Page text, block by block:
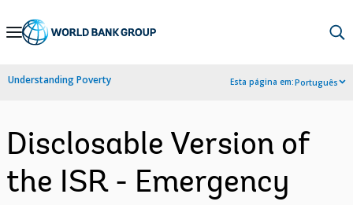
Skip
Navigation
Understanding Poverty Esta página em:Português
Disclosable Version of
the ISR - Emergency